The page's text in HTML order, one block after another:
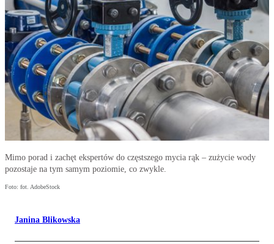
Mimo porad i zachęt ekspertów do częstszego mycia rąk – zużycie wody
pozostaje na tym samym poziomie, co zwykle.
Foto: fot. AdobeStock
Janina Blikowska